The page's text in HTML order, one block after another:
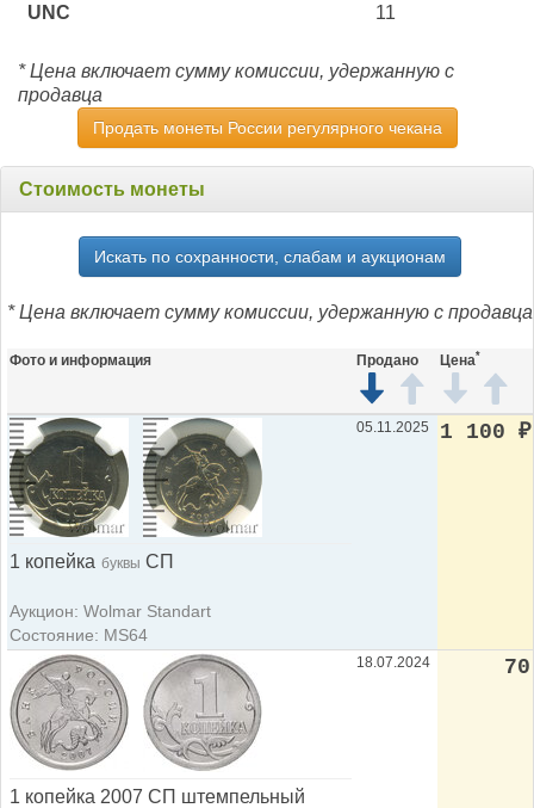
UNC 11
* Цена включает сумму комиссии, удержанную с
продавца
Продать монеты России регулярного чекана
Стоимость монеты
Искать по сохранности, слабам и аукционам
* Цена включает сумму комиссии, удержанную с продавца
Фото и информация Продано Цена*
1 копейка буквы СП
Аукцион: Wolmar Standart
Состояние: MS64
05.11.2025 1 100 ₽
1 копейка 2007 СП штемпельный
18.07.2024 70